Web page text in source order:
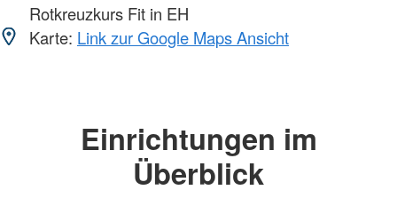
Rotkreuzkurs Fit in EH
Karte: Link zur Google Maps Ansicht
Einrichtungen im
Überblick